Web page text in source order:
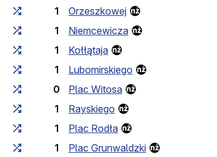
1
Orzeszkowej
1
Niemcewicza
1
Kołłątaja
1
Lubomirskiego
0
Plac Witosa
1
Rayskiego
1
Plac Rodła
1
Plac Grunwaldzki